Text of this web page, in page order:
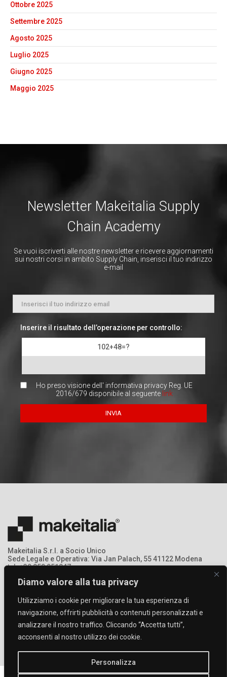
Diamo valore alla tua privacy
Utilizziamo i cookie per migliorare la tua esperienza di
navigazione, offrirti pubblicità o contenuti personalizzati e
analizzare il nostro traffico. Cliccando “Accetta tutti”,
acconsenti al nostro utilizzo dei cookie.
Personalizza
Ottobre 2025
Settembre 2025
Agosto 2025
Luglio 2025
Giugno 2025
Maggio 2025
Newsletter Makeitalia Supply
Chain Academy
Se vuoi iscriverti alle nostre newsletter e ricevere aggiornamenti
sui nostri corsi in ambito Supply Chain, inserisci il tuo indirizzo
e-mail
Inserire il risultato dell’operazione per controllo:
102+48=?
Ho preso visione dell' informativa privacy Reg. UE
2016/679 disponibile al seguente link
Makeitalia S.r.l. a Socio Unico
Sede Legale e Operativa: Via Jan Palach, 55 41122 Modena
tel: +39 059 951047
P.IVA:03213690369 - Registro Imprese: MO – 368378